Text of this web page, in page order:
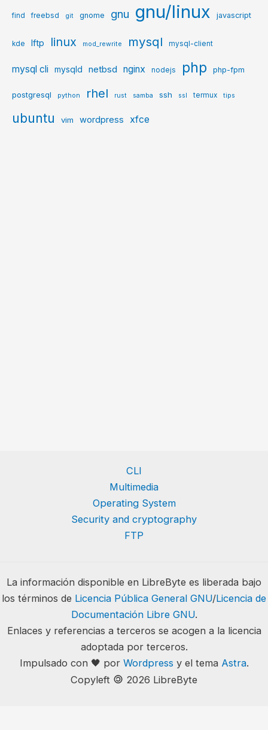
find freebsd git gnome gnu gnu/linux javascript
kde lftp linux mod_rewrite mysql mysql-client
mysql cli mysqld netbsd nginx nodejs php php-fpm
postgresql python rhel rust samba ssh ssl termux tips
ubuntu vim wordpress xfce
CLI
Multimedia
Operating System
Security and cryptography
FTP
La información disponible en LibreByte es liberada bajo
los términos de Licencia Pública General GNU/Licencia de
Documentación Libre GNU.
Enlaces y referencias a terceros se acogen a la licencia
adoptada por terceros.
Impulsado con 🖤 por Wordpress y el tema Astra.
Copyleft 🄯 2026 LibreByte